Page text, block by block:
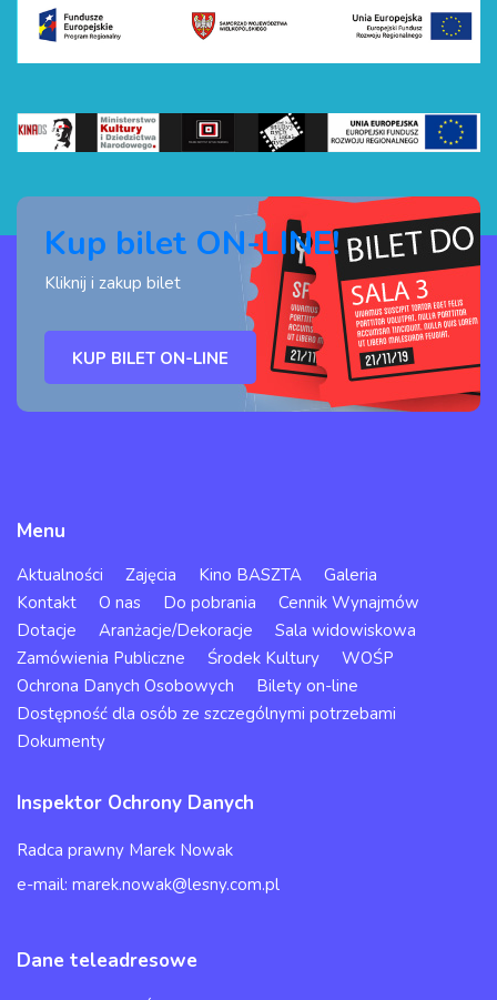
Kup bilet ON-LINE!
Kliknij i zakup bilet
KUP BILET ON-LINE
Menu
Aktualności Zajęcia Kino BASZTA
Galeria
Kontakt
O nas Do pobrania
Cennik Wynajmów
Dotacje
Aranżacje/Dekoracje
Sala widowiskowa
Zamówienia Publiczne
Środek Kultury
WOŚP
Ochrona Danych Osobowych
Bilety on-line
Dostępność dla osób ze szczególnymi potrzebami
Dokumenty
Inspektor Ochrony Danych
Radca prawny Marek Nowak
e-mail: marek.nowak@lesny.com.pl
Dane teleadresowe